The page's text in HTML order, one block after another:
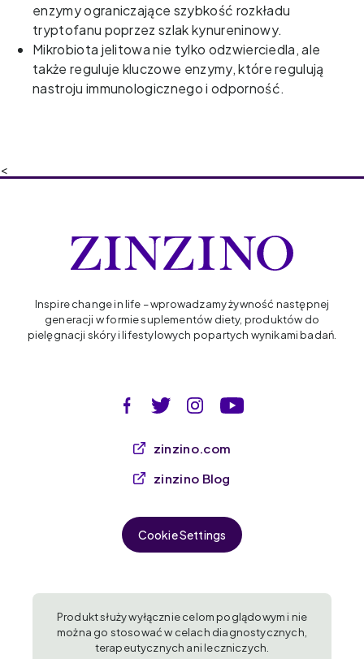
enzymy ograniczające szybkość rozkładu
tryptofanu poprzez szlak kynureninowy.
Mikrobiota jelitowa nie tylko odzwierciedla, ale
także reguluje kluczowe enzymy, które regulują
nastroju immunologicznego i odporność.
<
Inspire change in life – wprowadzamy żywność następnej
generacji w formie suplementów diety, produktów do
pielęgnacji skóry i lifestylowych popartych wynikami badań.
zinzino.com
zinzino Blog
Cookie Settings
Produkt służy wyłącznie celom poglądowym i nie
można go stosować w celach diagnostycznych,
terapeutycznych ani leczniczych.